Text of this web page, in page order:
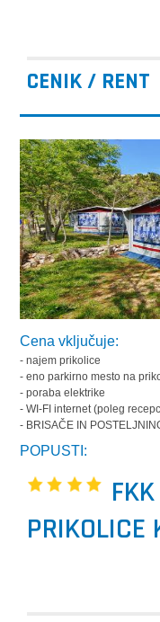
CENIK / RENT
Cena vključuje:
- najem prikolice
- eno parkirno mesto na
- poraba elektrike
- WI-FI internet (poleg
- BRISAČE IN
POPUSTI:
PRIKOLICE